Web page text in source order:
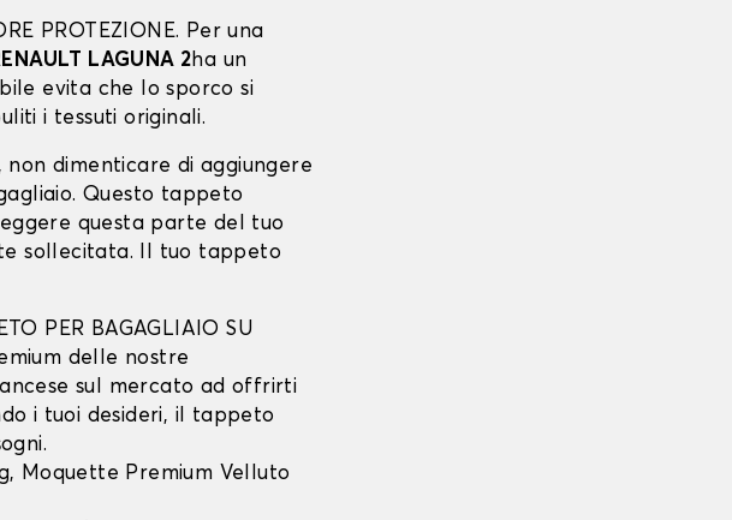
PROTEZIONE. Per una
LAGUNA 2ha un
evita che lo sporco si
i tessuti originali.
dimenticare di aggiungere
Questo tappeto
questa parte del tuo
sollecitata. Il tuo tappeto
PER BAGAGLIAIO SU
delle nostre
sul mercato ad offrirti
i tuoi desideri, il tappeto
Moquette Premium Velluto